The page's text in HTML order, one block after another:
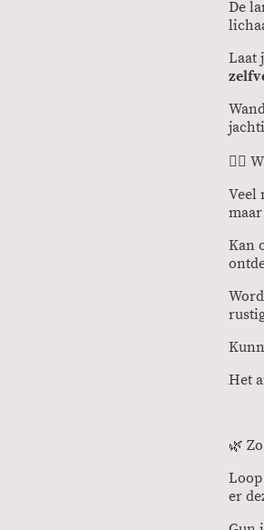
De
Laat
🚶‍♀️
Veel
Kan
Het
🌿
er